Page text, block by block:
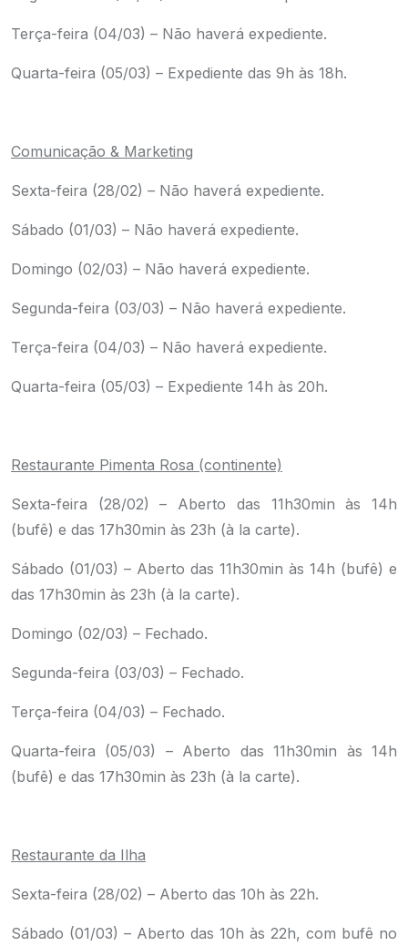
Terça-feira (04/03) – Não haverá expediente.
Quarta-feira (05/03) – Expediente das 9h às 18h.
Comunicação & Marketing
Sexta-feira (28/02) – Não haverá expediente.
Sábado (01/03) – Não haverá expediente.
Domingo (02/03) – Não haverá expediente.
Segunda-feira (03/03) – Não haverá expediente.
Terça-feira (04/03) – Não haverá expediente.
Quarta-feira (05/03) – Expediente 14h às 20h.
Restaurante Pimenta Rosa (continente)
Sexta-feira (28/02) – Aberto das 11h30min às 14h
(bufê) e das 17h30min às 23h (à la carte).
Sábado (01/03) – Aberto das 11h30min às 14h (bufê) e
das 17h30min às 23h (à la carte).
Domingo (02/03) – Fechado.
Segunda-feira (03/03) – Fechado.
Terça-feira (04/03) – Fechado.
Quarta-feira (05/03) – Aberto das 11h30min às 14h
(bufê) e das 17h30min às 23h (à la carte).
Restaurante da Ilha
Sexta-feira (28/02) – Aberto das 10h às 22h.
Sábado (01/03) – Aberto das 10h às 22h, com bufê no